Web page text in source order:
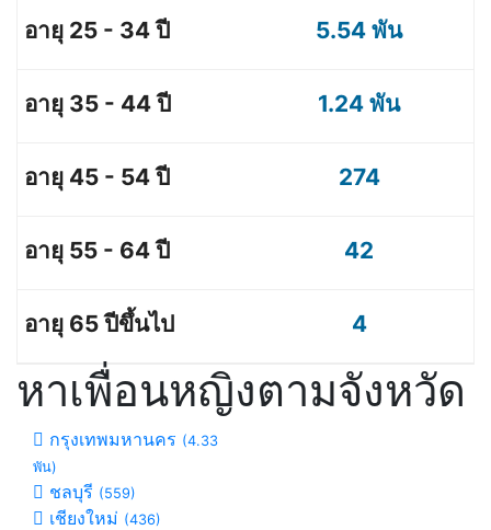
5.54 พัน
1.24 พัน
274
42
4
หาเพื่อนหญิงตามจังหวัด
กรุงเทพมหานคร (4.33
พัน)
ชลบุรี (559)
เชียงใหม่ (436)